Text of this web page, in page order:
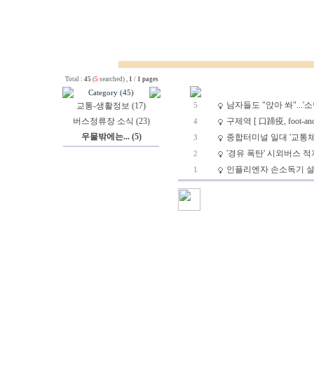
Total : 45 (5 searched) , 1 / 1 pages
Category (45)
교통-생활정보 (17)
버스정류장 소식 (23)
우물밖에는... (5)
5 남자들도 "앉아 쏴"...'소
4 구제역 [ 口蹄疫, foot-
3 종합터미널 일대 '교통
2 '경유 폭탄' 시외버스 적
1 인플리엔자 손소독기